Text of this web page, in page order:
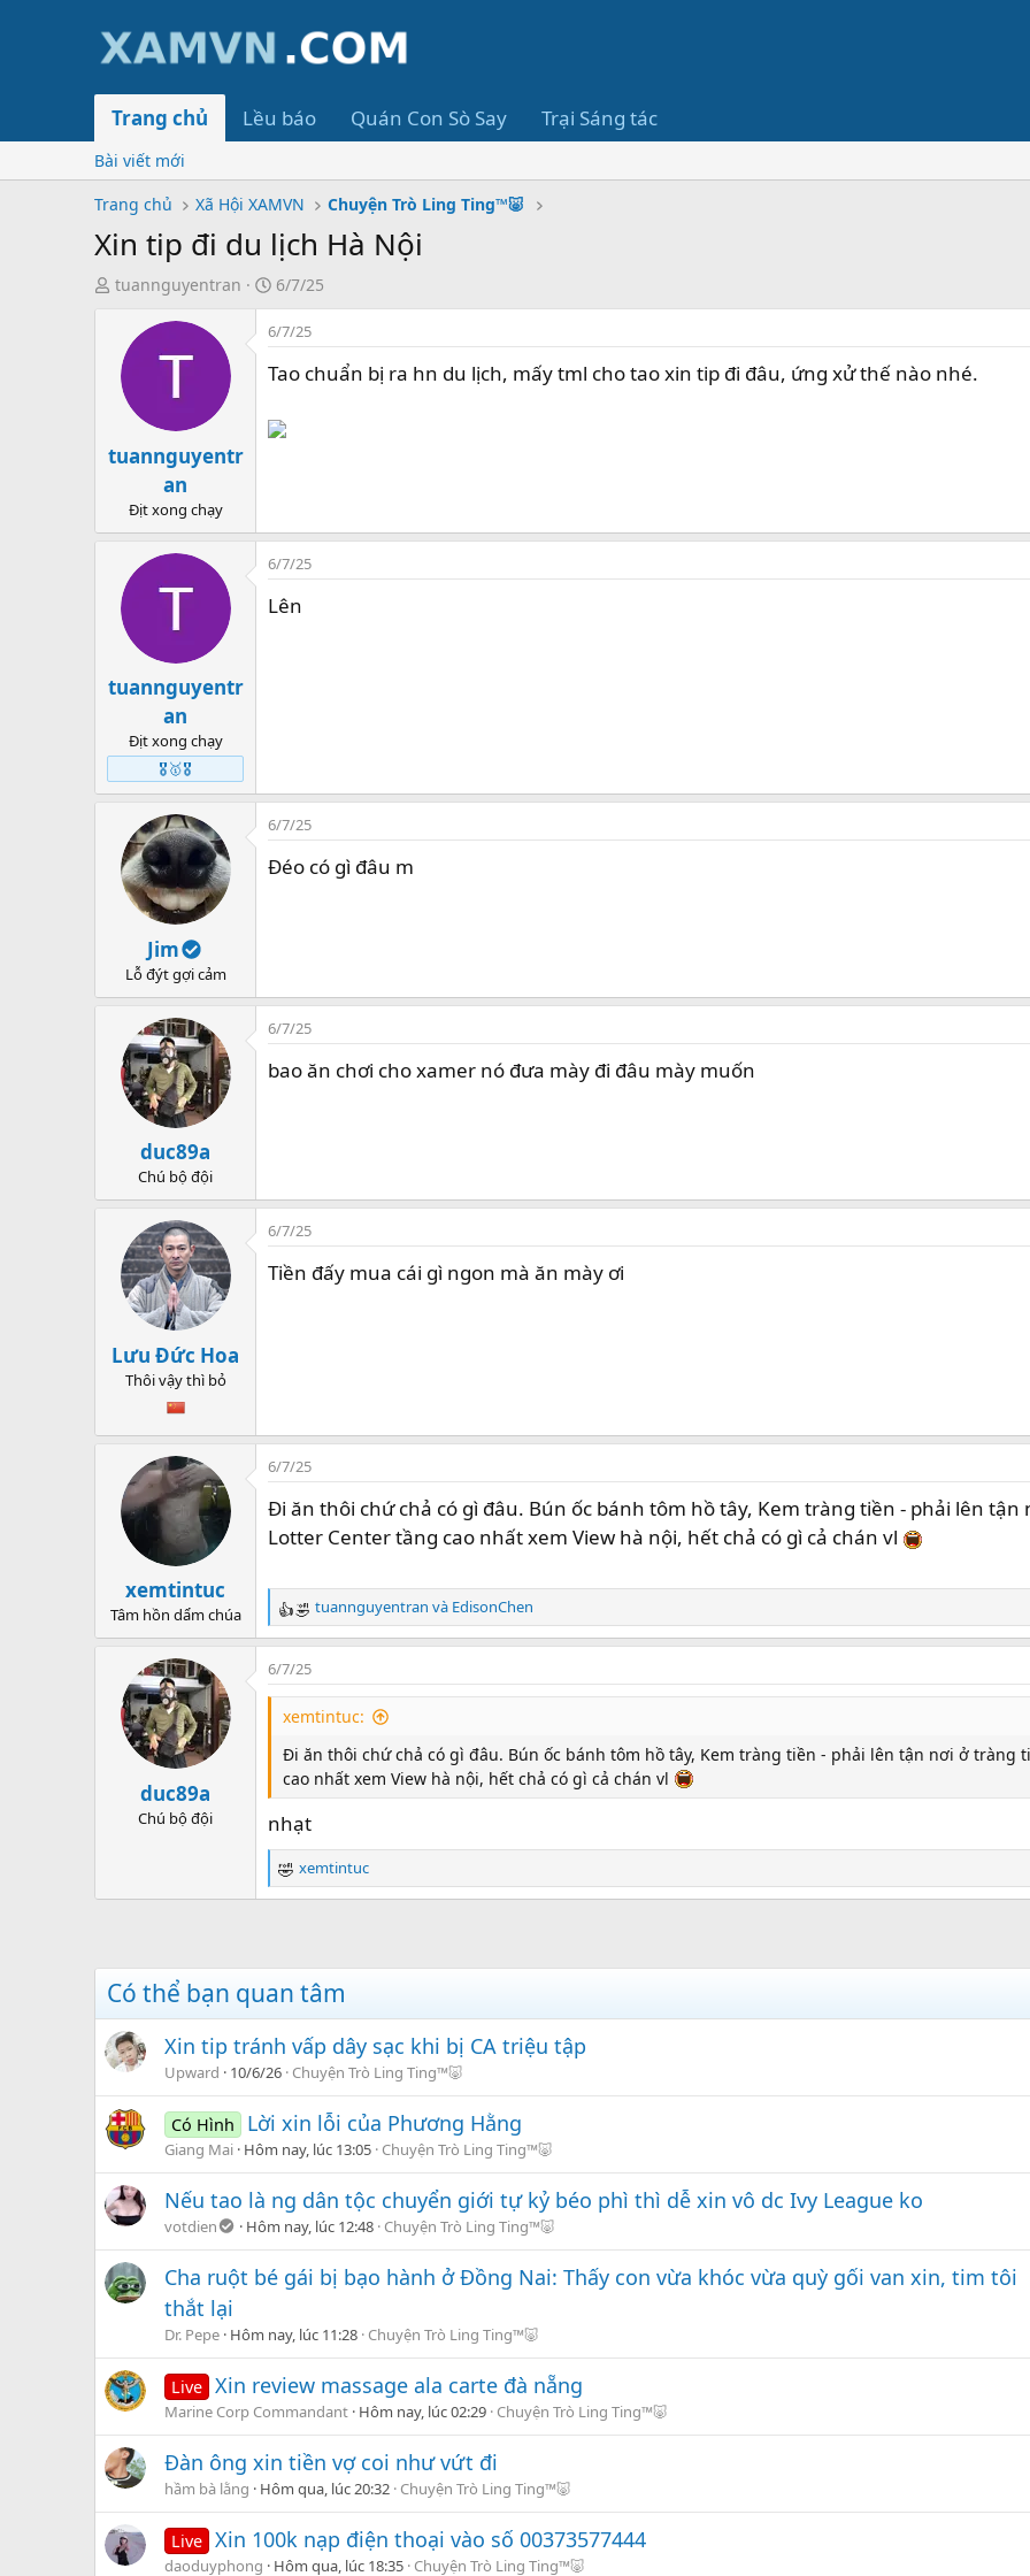
Trang chủ Lều báo Quán Con Sò Say Trại Sáng tác
Bài viết mới
Trang chủ
Xã Hội XAMVN Chuyện Trò Ling Ting™🐷
Xin tip đi du lịch Hà Nội
T
b
ở
tuannguyentran
S
t
a
t
a
6/7/25
tuannguyentr
an
Địt xong chạy
6/7/25
Tao chuẩn bị ra hn du lịch, mấy tml cho tao xin tip đi đâu, ứng xử thế nào nhé.
tuannguyentr
an
Địt xong chạy
🎖️🥇🎖️
6/7/25
Lên
Jim
Lỗ đýt gợi cảm
6/7/25
Đéo có gì đâu m
duc89a
Chú bộ đội
6/7/25
bao ăn chơi cho xamer nó đưa mày đi đâu mày muốn
Lưu Đức Hoa
Thôi vậy thì bỏ
6/7/25
Tiền đấy mua cái gì ngon mà ăn mày ơi
xemtintuc
Tâm hồn dẩm chúa
6/7/25
Đi ăn thôi chứ chả có gì đâu. Bún ốc bánh tôm hồ tây, Kem tràng tiền - phải lên
Lotter Center tầng cao nhất xem View hà nội, hết chả có gì cả chán vl
R
e
a
c
t
o
tuannguyentran và EdisonChen
duc89a
Chú bộ đội
6/7/25
xemtintuc:
Đi ăn thôi chứ chả có gì đâu. Bún ốc bánh tôm hồ tây, Kem tràng tiền - phải lên tận nơi ở tràng
cao nhất xem View hà nội, hết chả có gì cả chán vl
nhạt
R
e
t
i
o
s
:
xemtintuc
Có thể bạn quan tâm
Xin tip tránh vấp dây sạc khi bị CA triệu tập
Upward 10/6/26 Chuyện Trò Ling Ting™🐷
Có Hình Lời xin lỗi của Phương Hằng
Giang Mai Hôm nay, lúc 13:05 Chuyện Trò Ling Ting™🐷
Nếu tao là ng dân tộc chuyển giới tự kỷ béo phì thì dễ xin vô dc Ivy League ko
votdien Hôm nay, lúc 12:48 Chuyện Trò Ling Ting™🐷
Cha ruột bé gái bị bạo hành ở Đồng Nai: Thấy con vừa khóc vừa quỳ gối van xin, tim tôi
thắt lại
Dr. Pepe Hôm nay, lúc 11:28 Chuyện Trò Ling Ting™🐷
Live Xin review massage ala carte đà nẵng
Marine Corp Commandant Hôm nay, lúc 02:29 Chuyện Trò Ling Ting™🐷
Đàn ông xin tiền vợ coi như vứt đi
hầm bà lằng Hôm qua, lúc 20:32 Chuyện Trò Ling Ting™🐷
Live Xin 100k nạp điện thoại vào số 00373577444
daoduyphong Hôm qua, lúc 18:35 Chuyện Trò Ling Ting™🐷